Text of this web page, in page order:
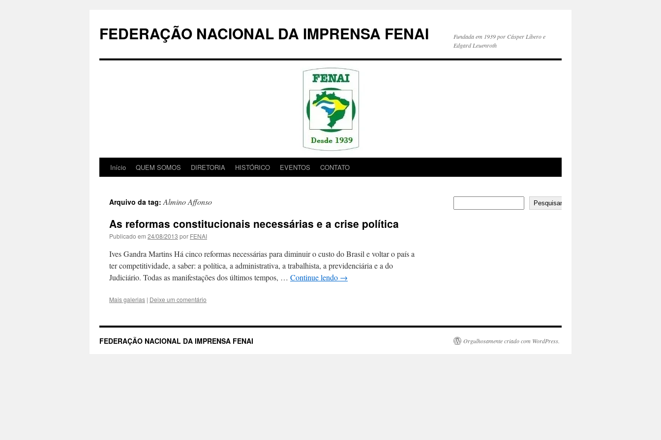
conteúdo
FEDERAÇÃO NACIONAL DA IMPRENSA FENAI
Fundada em 1939 por Cásper Líbero e
Edgard Leuenroth
Início QUEM SOMOS DIRETORIA HISTÓRICO EVENTOS CONTATO
Arquivo da tag:Almino Affonso
As reformas constitucionais necessárias e a crise política
Publicado em 24/08/2013 por FENAI
Ives Gandra Martins Há cinco reformas necessárias para diminuir o custo do Brasil e voltar o país a
ter competitividade, a saber: a política, a administrativa, a trabalhista, a previdenciária e a do
Judiciário. Todas as manifestações dos últimos tempos, … Continue lendo →
Mais galerias | Deixe um comentário
Pesquisar
FEDERAÇÃO NACIONAL DA IMPRENSA FENAI Orgulhosamente criado com WordPress.